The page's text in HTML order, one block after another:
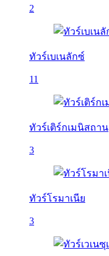
2
ทัวร์เบเนลักซ์
11
ทัวร์เติร์กเมนิสถาน
3
ทัวร์โรมาเนีย
3